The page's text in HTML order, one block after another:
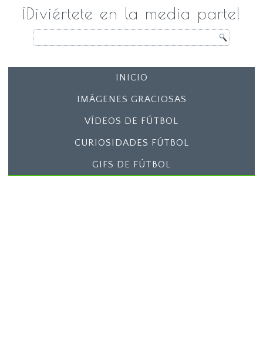
¡Diviértete en la media parte!
INICIO
IMÁGENES GRACIOSAS
VÍDEOS DE FÚTBOL
CURIOSIDADES FÚTBOL
GIFS DE FÚTBOL